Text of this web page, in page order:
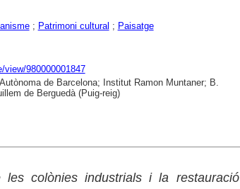
; Patrimoni cultural ; Paisatge
980000001847
de Barcelona; Institut Ramon Muntaner; B.
de Berguedà (Puig-reig)
colònies industrials i la restauració